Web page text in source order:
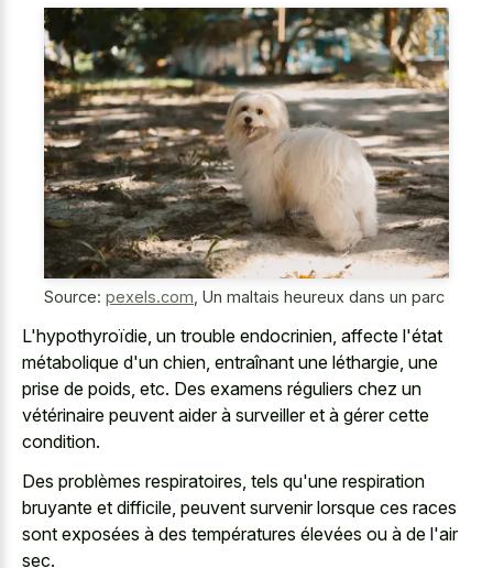
Source: pexels.com, Un maltais heureux dans un parc
L'hypothyroïdie, un trouble endocrinien, affecte l'état
métabolique d'un chien, entraînant une léthargie, une
prise de poids, etc. Des examens réguliers chez un
vétérinaire peuvent aider à surveiller et à gérer cette
condition.
Des problèmes respiratoires, tels qu'une respiration
bruyante et difficile, peuvent survenir lorsque ces races
sont exposées à des températures élevées ou à de l'air
sec.